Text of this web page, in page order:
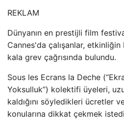
REKLAM
Dünyanın en prestijli film
Cannes'da çalışanlar,
kala grev çağrısında bulundu.
Sous les Ecrans la Deche
Yoksulluk”) kolektifi üyeleri,
kaldığını söyledikleri ücretler
konularına dikkat çekmek